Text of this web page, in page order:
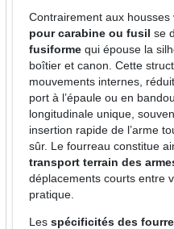
Contrairement aux
pour carabine ou fusil se
fusiforme qui épouse la
boîtier et canon. Cette
mouvements internes,
port à l’épaule ou en
longitudinale unique,
insertion rapide de l’arme
sûr. Le fourreau constitue
transport terrain des
déplacements courts entre
pratique.
Lesspécificités des